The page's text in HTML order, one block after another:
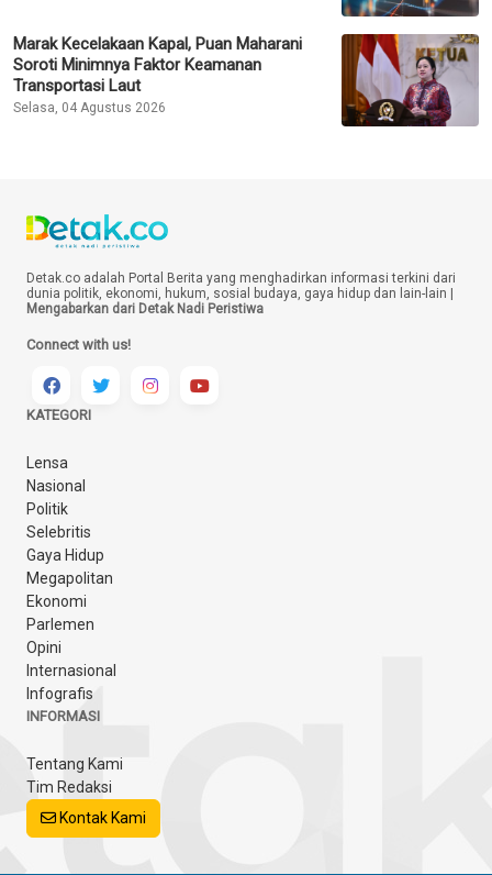
Marak Kecelakaan Kapal, Puan Maharani
Soroti Minimnya Faktor Keamanan
Transportasi Laut
Selasa, 04 Agustus 2026
Detak.co adalah Portal Berita yang menghadirkan informasi terkini dari
dunia politik, ekonomi, hukum, sosial budaya, gaya hidup dan lain-lain |
Mengabarkan dari Detak Nadi Peristiwa
Connect with us!
KATEGORI
Lensa
Nasional
Politik
Selebritis
Gaya Hidup
Megapolitan
Ekonomi
Parlemen
Opini
Internasional
Infografis
INFORMASI
Tentang Kami
Tim Redaksi
Kontak Kami